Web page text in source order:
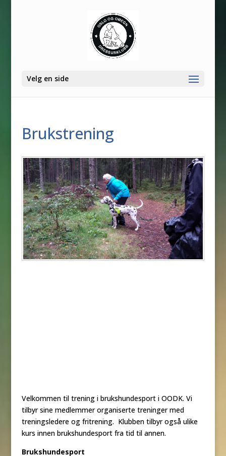
Velg en side
Brukstrening
Velkommen til trening i brukshundesport i OODK. Vi
tilbyr sine medlemmer organiserte treninger med
treningsledere og fritrening. Klubben tilbyr også ulike
kurs innen brukshundesport fra tid til annen.
Brukshundesport